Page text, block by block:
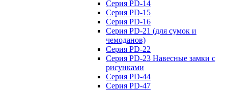
Серия PD-14
Серия PD-15
Серия PD-16
Серия PD-21 (для сумок и
чемоданов)
Серия PD-22
Серия PD-23 Навесные замки с
рисунками
Серия PD-44
Серия PD-47